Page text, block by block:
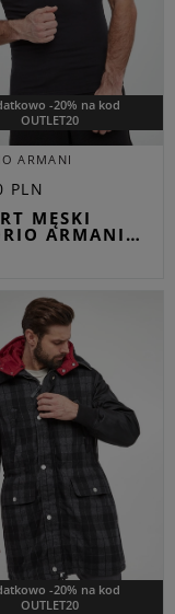
-20% na kod
OUTLET20
ARMANI
PLN
MĘSKI
ARMANI…
-20% na kod
OUTLET20